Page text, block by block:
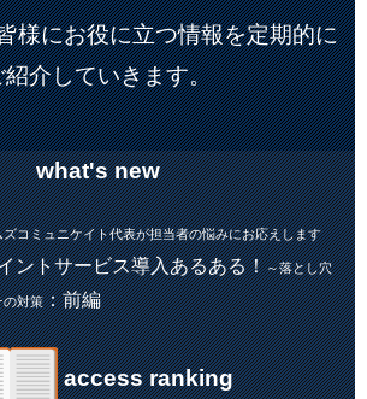
様にお役に立つ情報を定期的に
紹介していきます。
what's new
ズコミュニケイト代表が担当者の悩みにお応えします
ントサービス導入あるある！～落とし穴
の対策：前編
access ranking